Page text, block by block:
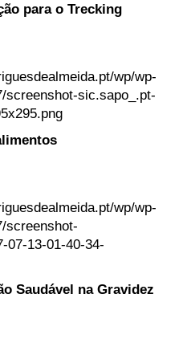
para o Trecking
Saudável na Gravidez